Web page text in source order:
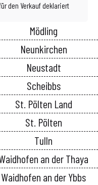
den Verkauf deklariert
Mödling
Neunkirchen
Neustadt
Scheibbs
St. Pölten Land
St. Pölten
Tulln
an der Thaya
Waidhofen an der Ybbs